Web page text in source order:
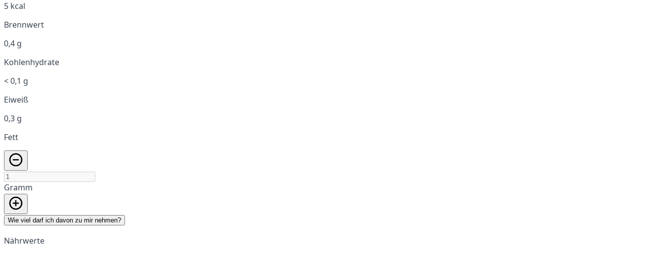
5 kcal
Brennwert
0,4 g
Kohlenhydrate
< 0,1 g
Eiweiß
0,3 g
Fett
Gramm
Wie viel darf ich davon zu mir nehmen?
Nährwerte